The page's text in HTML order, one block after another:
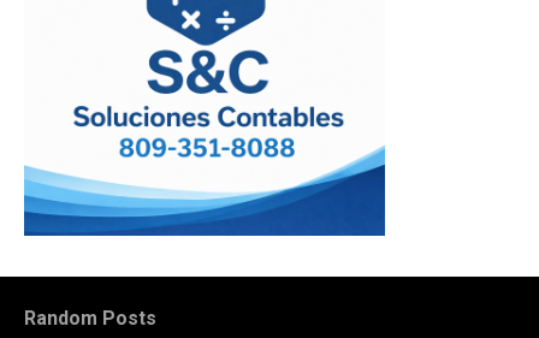
Random Posts